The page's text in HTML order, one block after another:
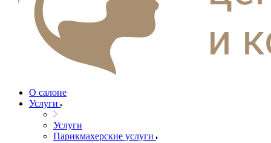
О салоне
Услуги
Услуги
Парикмахерские услуги